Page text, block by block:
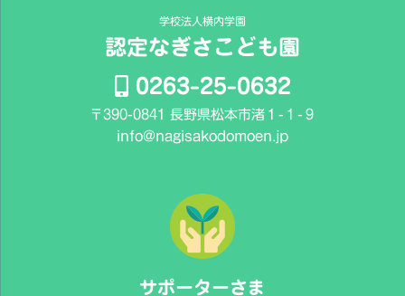
学校法人横内学園
認定なぎさこども園
0263-25-0632
〒390-0841 長野県松本市渚１-１-９
info@nagisakodomoen.jp
サポーターさま